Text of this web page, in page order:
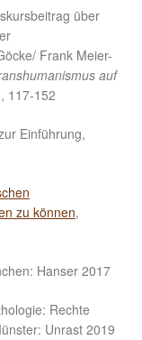
über
Frank Meier-
auf
117-152
Einführung,
zu können,
Hanser 2017
Rechte
Unrast 2019